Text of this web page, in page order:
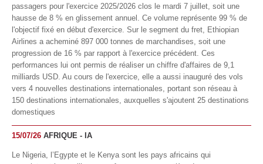
passagers pour l'exercice 2025/2026 clos le mardi 7 juillet, soit une
hausse de 8 % en glissement annuel. Ce volume représente 99 % de
l'objectif fixé en début d'exercice. Sur le segment du fret, Ethiopian
Airlines a acheminé 897 000 tonnes de marchandises, soit une
progression de 16 % par rapport à l'exercice précédent. Ces
performances lui ont permis de réaliser un chiffre d'affaires de 9,1
milliards USD. Au cours de l'exercice, elle a aussi inauguré des vols
vers 4 nouvelles destinations internationales, portant son réseau à
150 destinations internationales, auxquelles s'ajoutent 25 destinations
domestiques
15/07/26 AFRIQUE - IA
Le Nigeria, l’Egypte et le Kenya sont les pays africains qui